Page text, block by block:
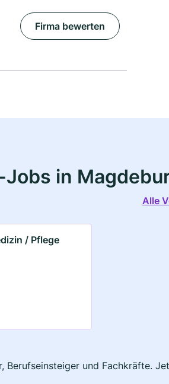
Firma bewerten
in
Alle
/ Pflege
Berufseinsteiger und Fachkräfte.